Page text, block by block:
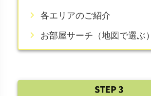
chevron_right 各エリアのご紹介
chevron_right お部屋サーチ（地図で選ぶ）
STEP 3